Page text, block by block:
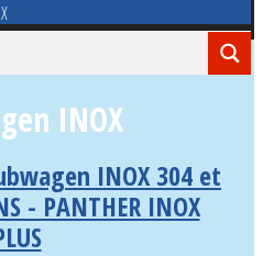
INOX
INOX 304 et
- PANTHER INOX